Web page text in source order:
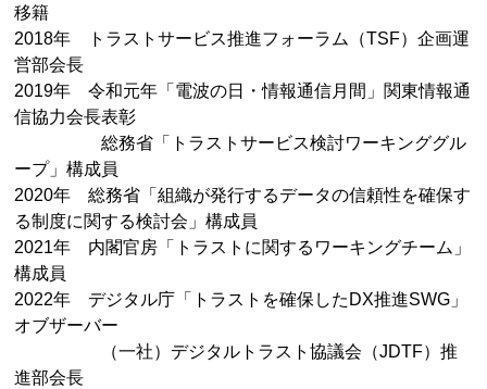
移籍
2018年 トラストサービス推進フォーラム（TSF）企画運
営部会長
2019年 令和元年「電波の日・情報通信月間」関東情報通
信協力会長表彰
総務省「トラストサービス検討ワーキンググル
ープ」構成員
2020年 総務省「組織が発行するデータの信頼性を確保す
る制度に関する検討会」構成員
2021年 内閣官房「トラストに関するワーキングチーム」
構成員
2022年 デジタル庁「トラストを確保したDX推進SWG」
オブザーバー
（一社）デジタルトラスト協議会（JDTF）推
進部会長